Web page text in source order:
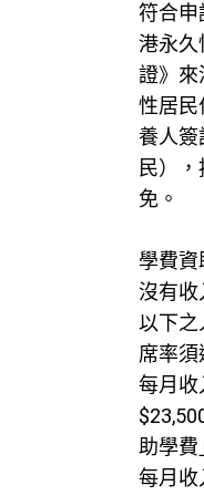
符合申
港永久
證》來
性居民
養人簽
民）
免。
學費資
沒有收
以下之
席率須
每月收
助學費
每月收